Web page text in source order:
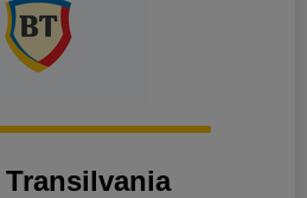
Transilvania